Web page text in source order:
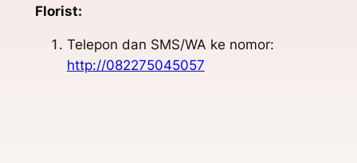
Florist:
Telepon dan SMS/WA ke nomor:
http://082275045057